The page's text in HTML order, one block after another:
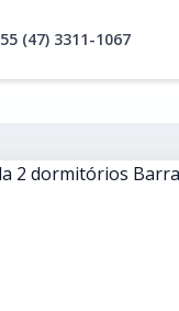
55 (47) 3311-1067